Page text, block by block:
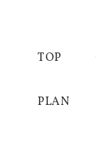
TOP
PLAN